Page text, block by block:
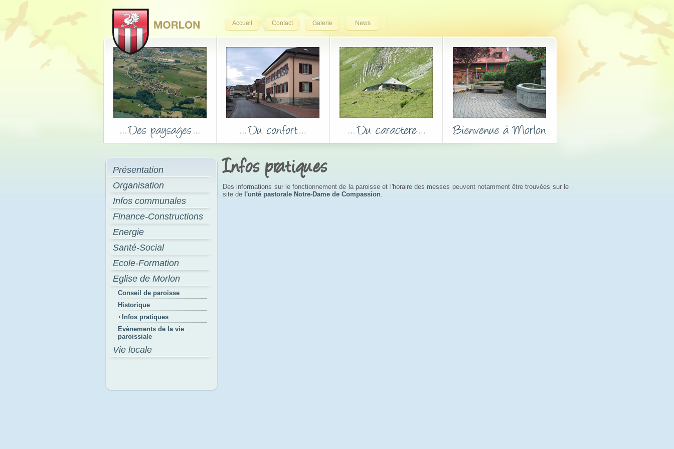
Accueil Contact Galerie News
Présentation
Organisation
Infos communales
Finance-Constructions
Energie
Santé-Social
Ecole-Formation
Eglise de Morlon
Conseil de paroisse
Historique
Infos pratiques
Evènements de la vie
paroissiale
Vie locale
Infos pratiques
Des informations sur le fonctionnement de la paroisse et l'horaire des messes peuvent notamment être trouvées sur le
site de l'unté pastorale Notre-Dame de Compassion.